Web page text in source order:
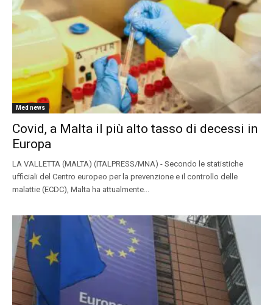
Med news
Covid, a Malta il più alto tasso di decessi in
Europa
LA VALLETTA (MALTA) (ITALPRESS/MNA) - Secondo le statistiche
ufficiali del Centro europeo per la prevenzione e il controllo delle
malattie (ECDC), Malta ha attualmente...